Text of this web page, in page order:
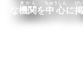
な機関
きかん
を中心
ちゅうしん
に
け